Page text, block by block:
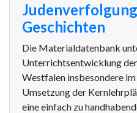
Geschichten
Die Materialdatenbank
Unterrichtsentwicklung
Westfalen insbesondere
Umsetzung der
eine einfach zu